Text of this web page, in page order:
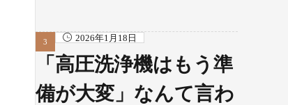
2026年1月18日
「高圧洗浄機はもう準
備が大変」なんて言わ